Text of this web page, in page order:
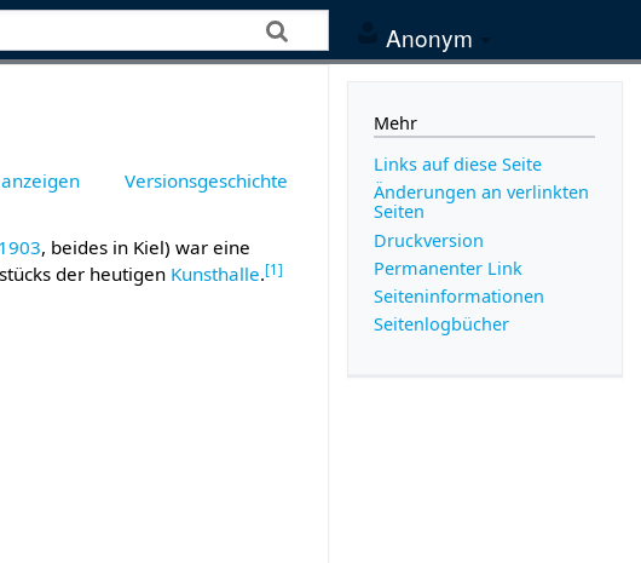
Anonym
Versionsgeschichte
1903, beides in Kiel) war eine
der heutigen Kunsthalle.[1]
Mehr
Links auf diese Seite
Änderungen an verlinkten
Seiten
Druckversion
Permanenter Link
Seiten­­informationen
Seitenlogbücher